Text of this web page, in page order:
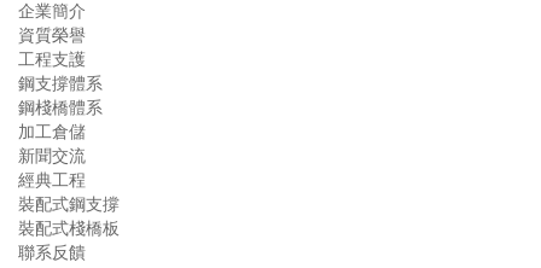
企業簡介
資質榮譽
工程支護
鋼支撐體系
鋼棧橋體系
加工倉儲
新聞交流
經典工程
裝配式鋼支撐
裝配式棧橋板
聯系反饋